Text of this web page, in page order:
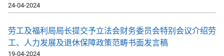
24-04-2024
劳工及福利局局长提交予立法会财务委员会特别会议介绍劳
工、人力发展及退休保障政策范畴书面发言稿
19-04-2024